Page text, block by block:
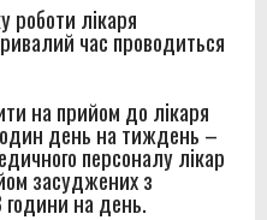
роботи лікаря
час проводиться
на прийом до лікаря
день на тиждень –
персоналу лікар
засуджених з
години на день.